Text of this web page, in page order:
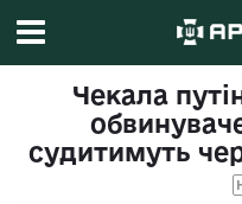
Чекала
судитимуть